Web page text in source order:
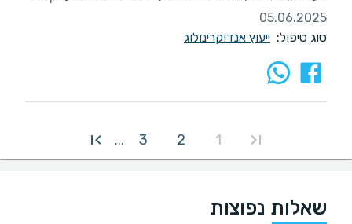
05.06.2025
סוג טיפול: ייעוץ אנדוקרינולוג
1
2
3
...
שאלות נפוצות